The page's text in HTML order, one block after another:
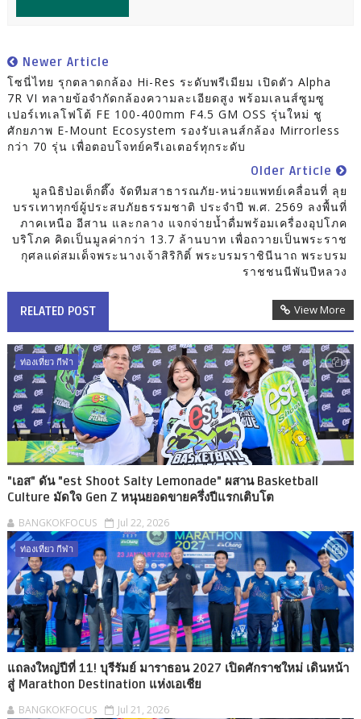
Newer Article
โซนี่ไทย รุกตลาดกล้อง Hi-Res ระดับพรีเมียม เปิดตัว Alpha
7R VI ทลายข้อจำกัดกล้องความละเอียดสูง พร้อมเลนส์ซูมซู
เปอร์เทเลโฟโต้ FE 100-400mm F4.5 GM OSS รุ่นใหม่ ชู
ศักยภาพ E-Mount Ecosystem รองรับเลนส์กล้อง Mirrorless
กว่า 70 รุ่น เพื่อตอบโจทย์ครีเอเตอร์ทุกระดับ
Older Article
มูลนิธิป่อเต็กตึ๊ง จัดทีมสาธารณภัย-หน่วยแพทย์เคลื่อนที่ ลุย
บรรเทาทุกข์ผู้ประสบภัยธรรมชาติ ประจำปี พ.ศ. 2569 ลงพื้นที่
ภาคเหนือ อีสาน และกลาง แจกจ่ายน้ำดื่มพร้อมเครื่องอุปโภค
บริโภค คิดเป็นมูลค่ากว่า 13.7 ล้านบาท เพื่อถวายเป็นพระราช
กุศลแด่สมเด็จพระนางเจ้าสิริกิติ์ พระบรมราชินีนาถ พระบรม
ราชชนนีพันปีหลวง
RELATED POST View More
ท่องเที่ยว กีฬา
"เอส" ดัน "est Shoot Salty Lemonade" ผสาน Basketball
Culture มัดใจ Gen Z หนุนยอดขายครึ่งปีแรกเติบโต
BANGKOKFOCUS Jul 22, 2026
ท่องเที่ยว กีฬา
แถลงใหญ่ปีที่ 11! บุรีรัมย์ มาราธอน 2027 เปิดศักราชใหม่ เดินหน้า
สู่ Marathon Destination แห่งเอเชีย
BANGKOKFOCUS Jul 21, 2026